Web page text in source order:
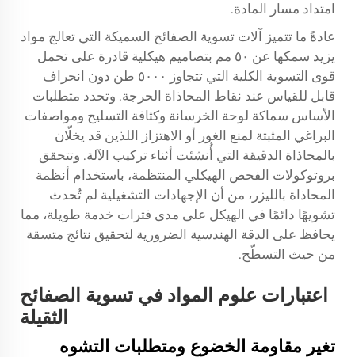
امتداد مسار المادة.
عادةً ما تتميز آلات تسوية الصفائح السميكة التي تعالج مواد
يزيد سمكها عن ٥٠ مم بتصاميم هيكلية قادرة على تحمل
قوى التسوية الكلية التي تتجاوز ٥٠٠٠ طن دون انحراف
قابل للقياس عند نقاط المحاذاة الحرجة. وتحدد متطلبات
الأساس سماكة لوحة الخرسانة وكثافة التسليح ومواصفات
البراغي المثبتة لمنع الغور أو الاهتزاز اللذين قد يخلّان
بالمحاذاة الدقيقة التي أُنشئت أثناء تركيب الآلة. وتتحقق
بروتوكولات الفحص الهيكلي المنتظمة، باستخدام أنظمة
المحاذاة بالليزر، من أن الإجهادات التشغيلية لم تُحدث
تشويهًا دائمًا في الهيكل على مدى فترات خدمة طويلة، مما
يحافظ على الدقة الهندسية الضرورية لتحقيق نتائج متسقة
من حيث التسطّح.
اعتبارات علوم المواد في تسوية الصفائح
الثقيلة
تغير مقاومة الخضوع ومتطلبات التشوه